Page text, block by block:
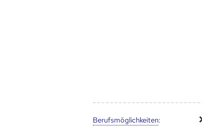
Berufs­möglich­keiten: